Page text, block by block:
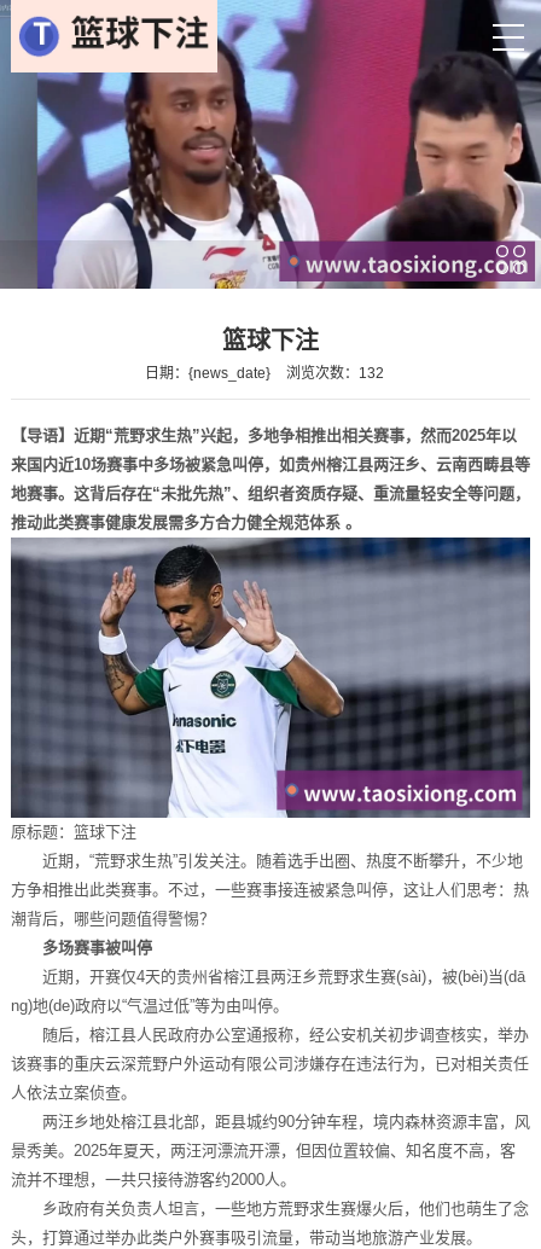
篮球下注
日期：{news_date} 浏览次数：132
【导语】近期“荒野求生热”兴起，多地争相推出相关赛事，然而2025年以
来国内近10场赛事中多场被紧急叫停，如贵州榕江县两汪乡、云南西畴县等
地赛事。这背后存在“未批先热”、组织者资质存疑、重流量轻安全等问题，
推动此类赛事健康发展需多方合力健全规范体系 。
原标题：篮球下注
近期，“荒野求生热”引发关注。随着选手出圈、热度不断攀升，不少地
方争相推出此类赛事。不过，一些赛事接连被紧急叫停，这让人们思考：热
潮背后，哪些问题值得警惕？
多场赛事被叫停
近期，开赛仅4天的贵州省榕江县两汪乡荒野求生赛(sài)，被(bèi)当(dā
ng)地(de)政府以“气温过低”等为由叫停。
随后，榕江县人民政府办公室通报称，经公安机关初步调查核实，举办
该赛事的重庆云深荒野户外运动有限公司涉嫌存在违法行为，已对相关责任
人依法立案侦查。
两汪乡地处榕江县北部，距县城约90分钟车程，境内森林资源丰富，风
景秀美。2025年夏天，两汪河漂流开漂，但因位置较偏、知名度不高，客
流并不理想，一共只接待游客约2000人。
乡政府有关负责人坦言，一些地方荒野求生赛爆火后，他们也萌生了念
头，打算通过举办此类户外赛事吸引流量，带动当地旅游产业发展。